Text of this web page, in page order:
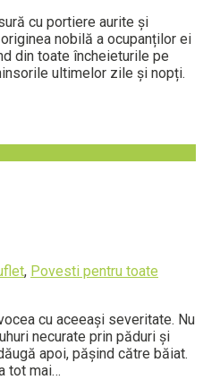
cu portiere aurite și
nobilă a ocupanților ei
din toate încheieturile pe
ultimelor zile și nopți.
, Povesti pentru toate
cu aceeași severitate. Nu
necurate prin păduri și
apoi, pășind către băiat.
tot mai…